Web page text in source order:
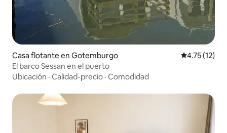
Casa flotante en Gotemburgo Calificación
4.75 (12)
El barco Sessan en el puerto
Ubicación · Calidad-precio · Comodidad